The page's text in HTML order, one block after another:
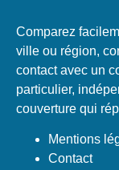
Comparez
ville ou région,
contact avec un
particulier,
couverture qui
Mentions
Contact